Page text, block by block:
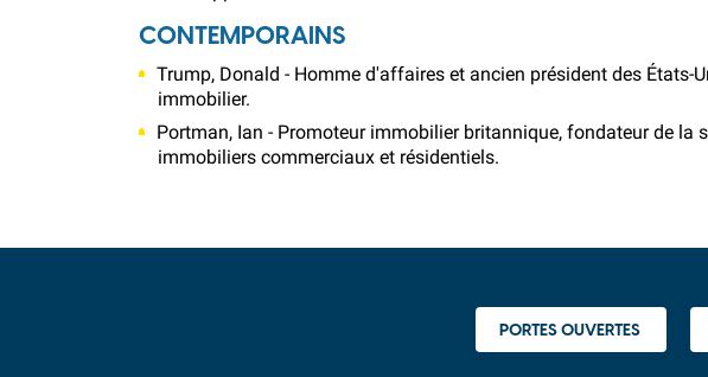
CONTEMPORAINS
Trump, Donald - Homme d'affaires et ancien président des
immobilier.
Portman, Ian - Promoteur immobilier britannique, fondateur de la
immobiliers commerciaux et résidentiels.
PORTES OUVERTES